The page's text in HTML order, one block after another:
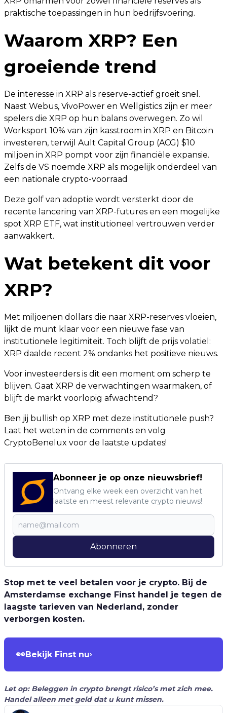
praktische toepassingen in hun bedrijfsvoering.
Waarom XRP? Een
groeiende trend
De interesse in XRP als reserve-actief groeit snel.
Naast Webus, VivoPower en Wellgistics zijn er meer
spelers die XRP op hun balans overwegen. Zo wil
Worksport 10% van zijn kasstroom in XRP en Bitcoin
investeren, terwijl Ault Capital Group (ACG) $10
miljoen in XRP pompt voor zijn financiële expansie.
Zelfs de VS noemde XRP als mogelijk onderdeel van
een nationale crypto-voorraad
Deze golf van adoptie wordt versterkt door de
recente lancering van XRP-futures en een mogelijke
spot XRP ETF, wat institutioneel vertrouwen verder
aanwakkert.
Wat betekent dit voor
XRP?
Met miljoenen dollars die naar XRP-reserves vloeien,
lijkt de munt klaar voor een nieuwe fase van
institutionele legitimiteit. Toch blijft de prijs volatiel:
XRP daalde recent 2% ondanks het positieve nieuws.
Voor investeerders is dit een moment om scherp te
blijven. Gaat XRP de verwachtingen waarmaken, of
blijft de markt voorlopig afwachtend?
Ben jij bullish op XRP met deze institutionele push?
Laat het weten in de comments en volg
CryptoBenelux voor de laatste updates!
Abonneer je op onze nieuwsbrief!
Ontvang elke week een overzicht van het
laatste en meest relevante crypto nieuws!
Abonneren
Stop met te veel betalen voor je crypto. Bij de
Amsterdamse exchange Finst handel je tegen de
laagste tarieven van Nederland, zonder
verborgen kosten.
👀Bekijk Finst nu›
Let op: Beleggen in crypto brengt risico’s met zich mee.
Handel alleen met geld dat u kunt missen.